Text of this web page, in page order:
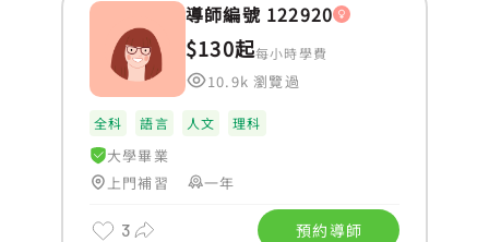
導師編號 122920
$130起每小時學費
10.9k 瀏覽過
全科 語言 人文 理科
大學畢業
上門補習
一年
3 預約導師